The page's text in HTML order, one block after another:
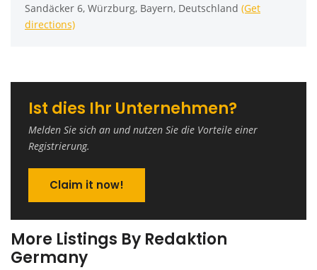
Sandäcker 6, Würzburg, Bayern, Deutschland (Get
directions)
Ist dies Ihr Unternehmen?
Melden Sie sich an und nutzen Sie die Vorteile einer
Registrierung.
Claim it now!
More Listings By Redaktion
Germany